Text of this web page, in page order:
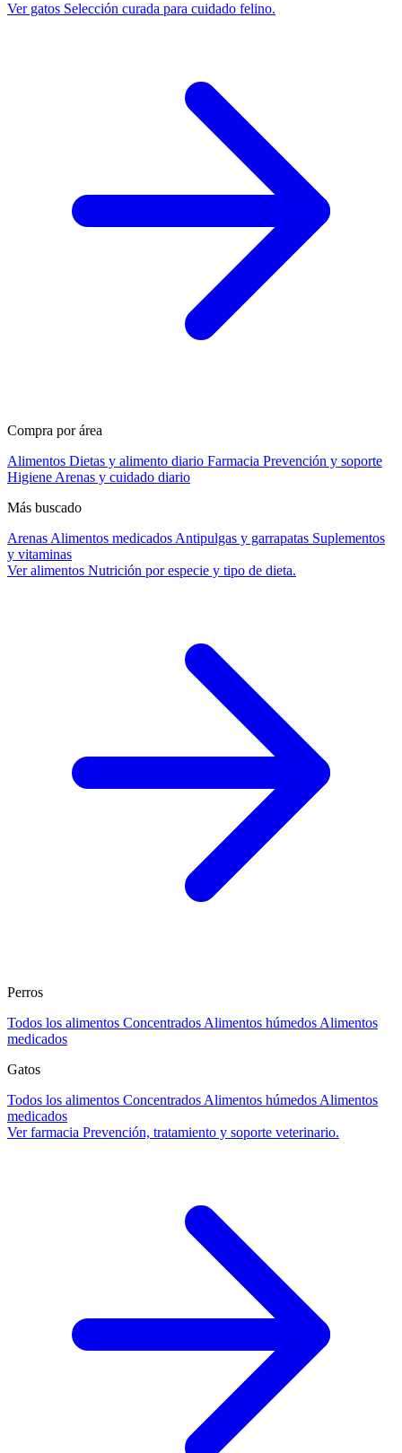
Ver gatos Selección curada para cuidado felino.
Compra por área
Alimentos Dietas y alimento diario Farmacia Prevención y soporte
Higiene Arenas y cuidado diario
Más buscado
Arenas Alimentos medicados Antipulgas y garrapatas Suplementos
y vitaminas
Ver alimentos Nutrición por especie y tipo de dieta.
Perros
Todos los alimentos Concentrados Alimentos húmedos Alimentos
medicados
Gatos
Todos los alimentos Concentrados Alimentos húmedos Alimentos
medicados
Ver farmacia Prevención, tratamiento y soporte veterinario.